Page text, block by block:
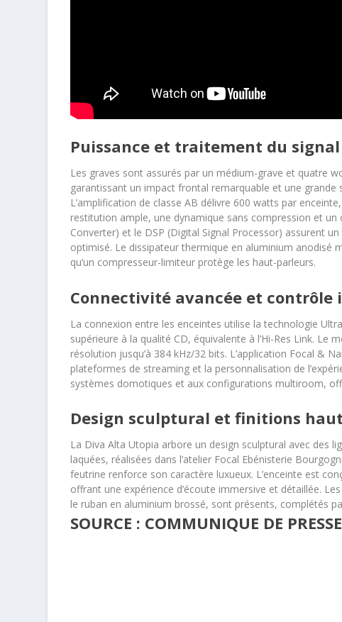
Puissance et traitement du signal
Les graves sont assurés par un médium-grave et quatre
garantissant un impact frontal remarquable et une
L’amplification de classe AB délivre 600 watts par
restitution ample, une dynamique sans compression et
Converter) et le DSP (Digital Signal Processor) assurent
optimisé. Le dissipateur thermique en aluminium
qu’un compresseur-limiteur protège les haut-parleurs.
Connectivité avancée et
La connexion entre les enceintes utilise la technologie
supérieure à la qualité CD, équivalente à l’Hi-Res Link.
résolution jusqu’à 384 kHz/32 bits. L’application Focal &
plateformes de streaming et la personnalisation de
systèmes domotiques et aux configurations multiroom,
Design sculptural et finitions
La Diva Alta Utopia arbore un design sculptural avec des
laquées, réalisées dans l’atelier Focal Ebénisterie
feutrine renforce son caractère luxueux. L’enceinte est
offrant une expérience d’écoute immersive et détaillée.
le ruban en aluminium brossé, sont présents, complétés
SOURCE : COMMUNIQUE DE